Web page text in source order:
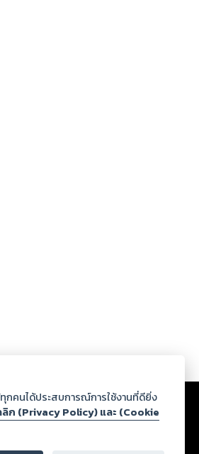
ดาวน์โหลด
งปัญญาของบุคคลอื่นหรือ
ทุกคนได้ประสบการณ์การใช้งานที่ดียิ่ง
ลิก (Privacy Policy) และ (Cookie